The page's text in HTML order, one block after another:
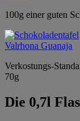
100g einer guten
Verkostungs-
70g
Die 0,7l